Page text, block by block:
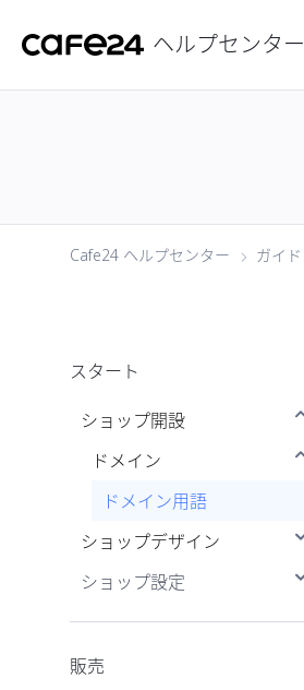
ヘルプセンター
Cafe24 ヘルプセンター ガイド
スタート
ショップ開設
ドメイン
ドメイン用語
ショップデザイン
デザイン編集ウィンドウ
ファイルアップローダ
コピー・連動・削除・予
ショップ設定
基本設定
利用規約の設定
決済設定
販売